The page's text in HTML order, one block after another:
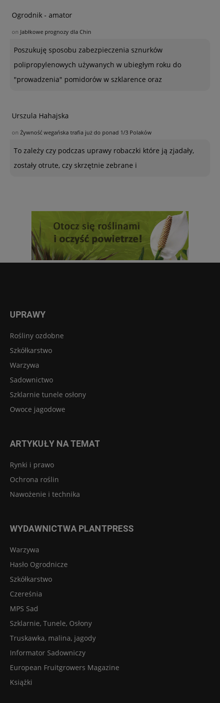
Ogrodnik - amator
on Jabłkowe prognozy dla Chin
Poszukuję sposobu zabezpieczenia sznurków
polipropylenowych używanych w ubiegłym roku do
"prowadzenia" pomidorów w szklarence oraz
Urszula Hahajska
on Żywność wegańska trafia już do ponad 1/3 Polaków
To zależy czy podczas uprawy robaczki które ją zjadały,
zostały otrute, czy skrzętnie zebrane i
UPRAWY
Rośliny ozdobne
Szkółkarstwo
Warzywa
Sadownictwo
Szklarnie tunele osłony
Owoce jagodowe
ARTYKUŁY NA TEMAT
Rynki i prawo
Ochrona roślin
Nawożenie i technika
WYDAWNICTWA PLANTPRESS
Warzywa
Hasło Ogrodnicze
Szkółkarstwo
Czereśnia
MPS Sad
Szklarnie, Tunele, Osłony
Truskawka, malina, jagody
Informator Sadowniczy
European Fruitgrowers Magazine
Książki